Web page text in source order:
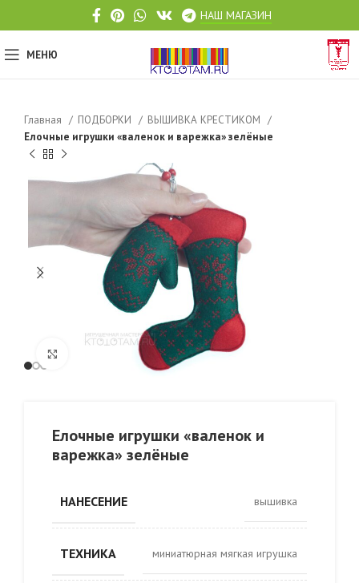
НАШ МАГАЗИН
МЕНЮ
Главная ПОДБОРКИ
ВЫШИВКА КРЕСТИКОМ
Елочные игрушки «валенок и варежка» зелёные
Click to enlarge
Елочные игрушки «валенок и
варежка» зелёные
НАНЕСЕНИЕ вышивка
ТЕХНИКА миниатюрная мягкая игрушка